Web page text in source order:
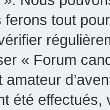
tout
« Forum
amateur
été effectués,